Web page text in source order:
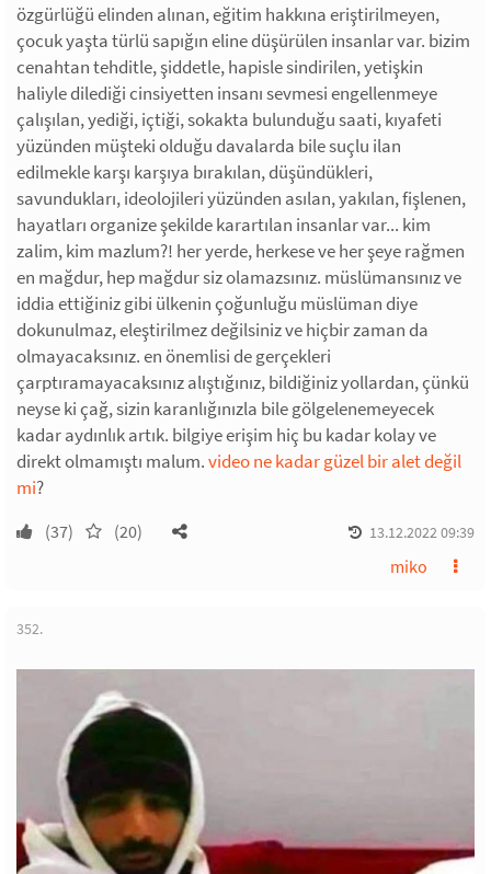
özgürlüğü elinden alınan, eğitim hakkına eriştirilmeyen,
çocuk yaşta türlü sapığın eline düşürülen insanlar var. bizim
cenahtan tehditle, şiddetle, hapisle sindirilen, yetişkin
haliyle dilediği cinsiyetten insanı sevmesi engellenmeye
çalışılan, yediği, içtiği, sokakta bulunduğu saati, kıyafeti
yüzünden müşteki olduğu davalarda bile suçlu ilan
edilmekle karşı karşıya bırakılan, düşündükleri,
savundukları, ideolojileri yüzünden asılan, yakılan, fişlenen,
hayatları organize şekilde karartılan insanlar var... kim
zalim, kim mazlum?! her yerde, herkese ve her şeye rağmen
en mağdur, hep mağdur siz olamazsınız. müslümansınız ve
iddia ettiğiniz gibi ülkenin çoğunluğu müslüman diye
dokunulmaz, eleştirilmez değilsiniz ve hiçbir zaman da
olmayacaksınız. en önemlisi de gerçekleri
çarptıramayacaksınız alıştığınız, bildiğiniz yollardan, çünkü
neyse ki çağ, sizin karanlığınızla bile gölgelenemeyecek
kadar aydınlık artık. bilgiye erişim hiç bu kadar kolay ve
direkt olmamıştı malum.video ne kadar güzel bir alet değil
mi?
(37) (20) 13.12.2022 09:39
miko
352.